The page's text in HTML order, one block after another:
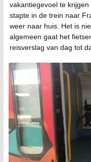
vakantiegevoel te
stapte in de trein naar
weer naar huis. Het is
algemeen gaat het
reisverslag van dag tot